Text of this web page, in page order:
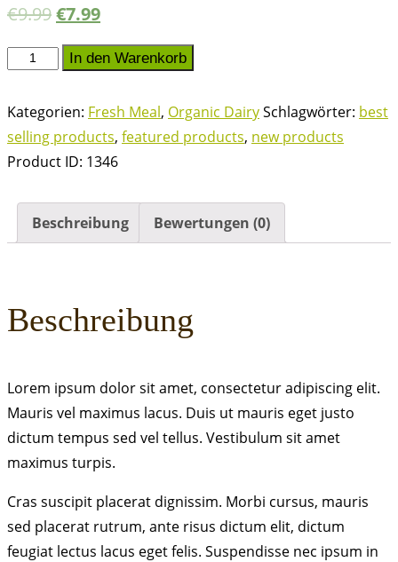
€9.99€7.99
Fresh
Kit
Menge
In den Warenkorb
Kategorien: Fresh Meal, Organic DairySchlagwörter: best
selling products, featured products, new products
Product ID: 1346
Beschreibung Bewertungen (0)
Beschreibung
Lorem ipsum dolor sit amet, consectetur adipiscing elit.
Mauris vel maximus lacus. Duis ut mauris eget justo
dictum tempus sed vel tellus. Vestibulum sit amet
maximus turpis.
Cras suscipit placerat dignissim. Morbi cursus, mauris
sed placerat rutrum, ante risus dictum elit, dictum
feugiat lectus lacus eget felis. Suspendisse nec ipsum in